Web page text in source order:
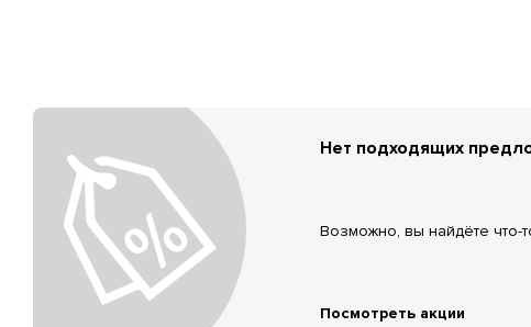
Нет подходящих
Возможно, вы найдёте что-
Посмотреть акции